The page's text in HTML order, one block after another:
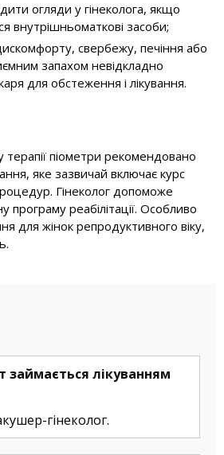
огляди у гінеколога, якщо
внутрішньоматкові засоби;
свербежу, печіння або
запахом невідкладно
для обстеження і лікування.
терапії піометри рекомендовано
яке зазвичай включає курс
Гінеколог допоможе
реабілітації. Особливо
для жінок репродуктивного віку,
займається лікуванням
гінеколог.